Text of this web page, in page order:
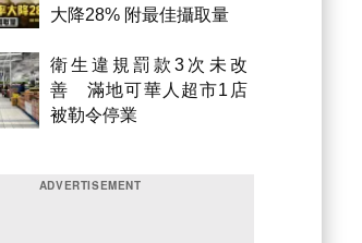
大降28% 附最佳攝取量
衛生違規罰款3次未改
善 滿地可華人超市1店
被勒令停業